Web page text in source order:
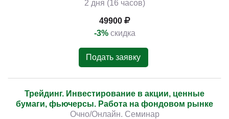
2 дня (16 часов)
49900
-3% скидка
Подать заявку
Трейдинг. Инвестирование в акции, ценные
бумаги, фьючерсы. Работа на фондовом рынке
Очно/Онлайн. Семинар